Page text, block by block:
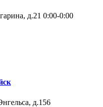
д.21 0:00-0:00
д.156